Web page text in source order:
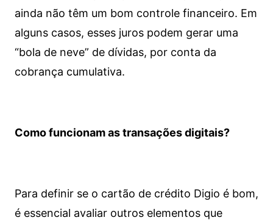
ainda não têm um bom controle financeiro. Em
alguns casos, esses juros podem gerar uma
“bola de neve” de dívidas, por conta da
cobrança cumulativa.
Como funcionam as transações digitais?
Para definir se o cartão de crédito Digio é bom,
é essencial avaliar outros elementos que